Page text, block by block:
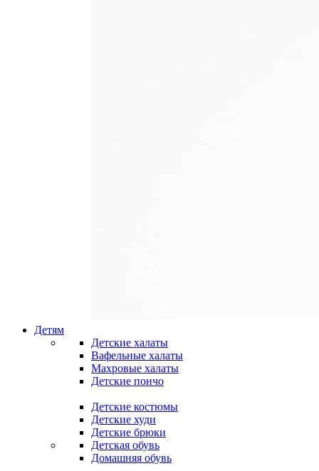
Детям
Детские халаты
Вафельные халаты
Махровые халаты
Детские пончо
Детские костюмы
Детские худи
Детские брюки
Детская обувь
Домашняя обувь